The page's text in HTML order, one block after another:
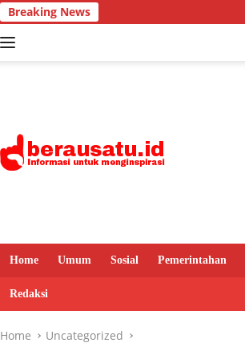
Breaking News
Home Umum Sosial Pemerintahan
Redaksi
Home Uncategorized